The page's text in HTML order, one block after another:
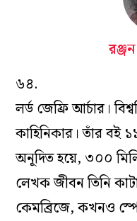
৬৪.
লর্ড জেফ্রি আর্চার।
কাহিনিকার। তাঁর বই
অনূদিত হয়ে, ৩০০
লেখক জীবন তিনি
কেমব্রিজে, কখনও